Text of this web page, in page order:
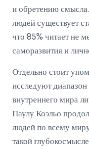
и обретению
людей существует
что 85% читает не
саморазвития и
Отдельно стоит
исследуют
внутреннего мира
Паулу Коэльо
людей по всему
такой